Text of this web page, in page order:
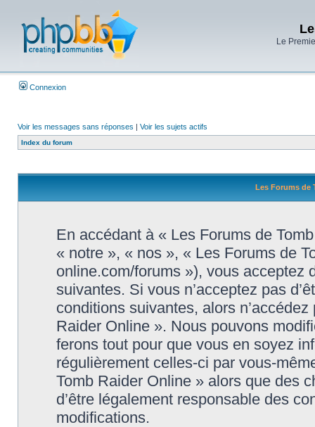
Le
Connexion
Voir les messages sans réponses | Voir les sujets actifs
Index du forum
Les Forums de
En accédant à « Les Forums de
« notre », « nos », « Les Forums de
online.com/forums »), vous acceptez
suivantes. Si vous n’acceptez pas
conditions suivantes, alors
Raider Online ». Nous pouvons
ferons tout pour que vous en soyez
régulièrement celles-ci par vous-
Tomb Raider Online » alors que des
d’être légalement responsable des
modifications.